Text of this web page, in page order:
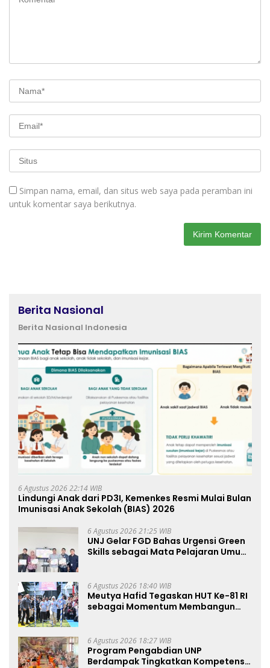
Simpan nama, email, dan situs web saya pada peramban ini
untuk komentar saya berikutnya.
Berita Nasional
Berita Nasional Indonesia
6 Agustus 2026 22:14 WIB
Lindungi Anak dari PD3I, Kemenkes Resmi Mulai Bulan
Imunisasi Anak Sekolah (BIAS) 2026
6 Agustus 2026 21:25 WIB
UNJ Gelar FGD Bahas Urgensi Green
Skills sebagai Mata Pelajaran Umum
6 Agustus 2026 18:40 WIB
Meutya Hafid Tegaskan HUT Ke-81 RI
sebagai Momentum Membangun
6 Agustus 2026 18:27 WIB
Program Pengabdian UNP
Berdampak Tingkatkan Kompetensi